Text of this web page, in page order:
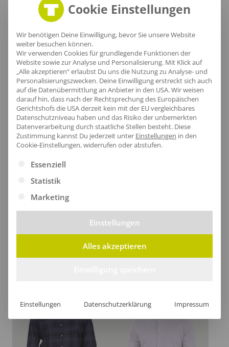
Damen Bluse Casual Yasa
ab39,64€ /Stk.
Herren Hemd Casual Teli
ab42,55€ /Stk.
Herren Hemd Casual Tene
Herren Hemd Casual Tiko
Cookie Einstellungen
Wir benötigen Deine Einwilligung, bevor Sie unsere Website
weiter besuchen können.
Wir verwenden Cookies für grundlegende Funktionen der
Website sowie zur Analyse und Personalisierung. Mit Klick auf
„Alle akzeptieren“ erlaubst Du uns die Nutzung zu Analyse- und
Personalisierungszwecken. Deine Einwilligung erstreckt sich auch
auf die Datenübermittlung an Anbieter in den USA. Wir weisen
darauf hin, dass nach der Rechtsprechung des Europäischen
Gerichtshofs die USA derzeit kein mit der EU vergleichbares
Datenschutzniveau haben und das Risiko der unbemerkten
Datenverarbeitung durch staatliche Stellen besteht. Diese
Zustimmung kannst Du jederzeit unter Einstellungen in den
Cookie-Einstellungen, widerrufen oder abstufen.
Es folgt eine Liste der Service-Gruppen, für die eine
Essenziell
Statistik
Marketing
Einstellungen
Alles akzeptieren
Einstellungen Datenschutzerklärung Impressum